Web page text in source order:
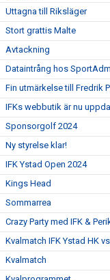
Uttagna till Riksläger
Stort grattis Malte
Avtackning
Dataintrång hos
Fin utmärkelse till Fredrik
IFKs webbutik är nu
Sponsorgolf 2024
Ny styrelse klar!
IFK Ystad Open 2024
Kings Head
Sommarrea
Crazy Party med IFK &
Kvalmatch IFK Ystad HK
Kvalmatch